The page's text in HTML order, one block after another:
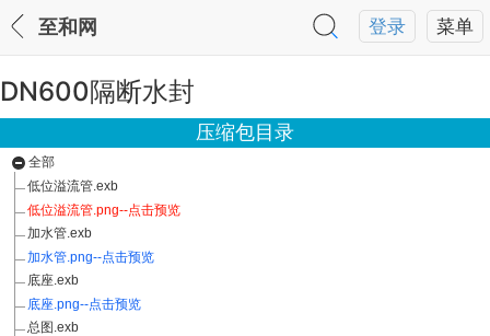
菜单
登录
至和网
DN600隔断水封
压缩包目录
全部
低位溢流管.exb
低位溢流管.png--点击预览
加水管.exb
加水管.png--点击预览
底座.exb
底座.png--点击预览
总图.exb